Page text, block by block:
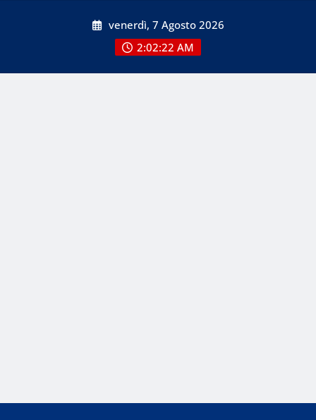
venerdì, 7 Agosto 2026
2:02:22 AM